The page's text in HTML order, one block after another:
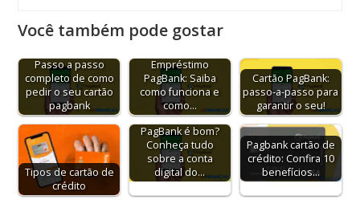
Você também pode gostar
Passo a passo
completo de como
pedir o seu cartão
pagbank
Empréstimo
PagBank: Saiba
como funciona e
como…
Cartão PagBank:
passo-a-passo para
garantir o seu!
Tipos de cartão de
crédito
PagBank é bom?
Conheça tudo
sobre a conta
digital do…
Pagbank cartão de
crédito: Confira 10
benefícios…